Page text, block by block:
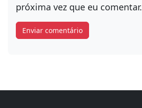
próxima vez que eu comentar.